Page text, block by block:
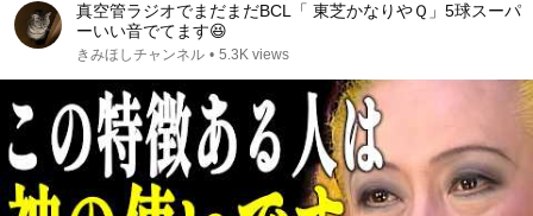
真空管ラジオでまだまだBCL「 東芝かなりやＱ」5球スーパ
ーいい音でてます😆
きみほしチャンネル • 5.3K views